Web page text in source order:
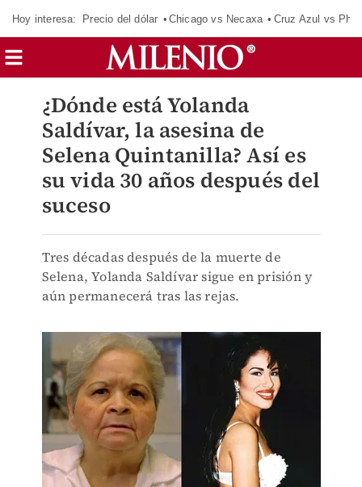
Hoy interesa: Precio del dólar Chicago vs Necaxa Cruz Azul vs
¿Dónde está Yolanda
Saldívar, la asesina de
Selena Quintanilla? Así es
su vida 30 años después del
suceso
Tres décadas después de la muerte de
Selena, Yolanda Saldívar sigue en prisión y
aún permanecerá tras las rejas.